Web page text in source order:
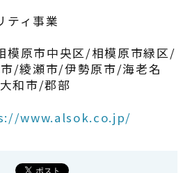
ティ事業
模原市中央区/相模原市緑区/
/綾瀬市/伊勢原市/海老名
和市/郡部
www.alsok.co.jp/